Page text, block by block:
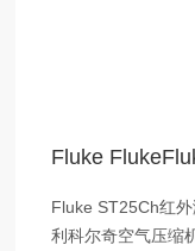
Fluke
Fluke ST25Ch红
利科尔奇空气压缩